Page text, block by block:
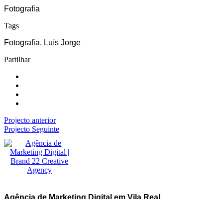
Fotografia
Tags
Fotografia, Luís Jorge
Partilhar
Projecto anterior
Projecto Seguinte